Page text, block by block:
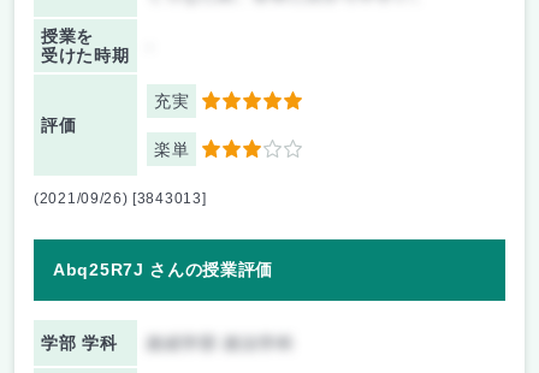
授業を
受けた時期
評価
充実 5
楽単 3
(2021/09/26) [3843013]
Abq25R7J さんの授業評価
学部 学科 政経学部 政治学科